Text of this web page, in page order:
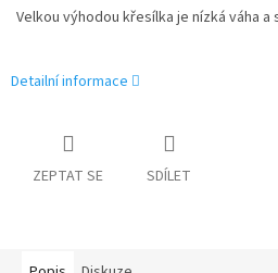
Velkou výhodou křesílka je nízká váha
Detailní informace
ZEPTAT SE SDÍLET